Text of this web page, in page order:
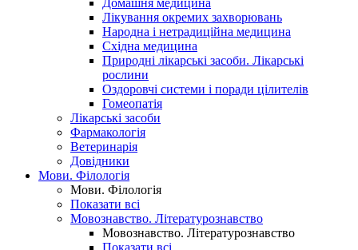
Домашня медицина
Лікування окремих захворювань
Народна і нетрадиційна медицина
Східна медицина
Природні лікарські засоби. Лікарські
рослини
Оздоровчі системи і поради цілителів
Гомеопатія
Лікарські засоби
Фармакологія
Ветеринарія
Довідники
Мови. Філологія
Мови. Філологія
Показати всі
Мовознавство. Літературознавство
Мовознавство. Літературознавство
Показати всі